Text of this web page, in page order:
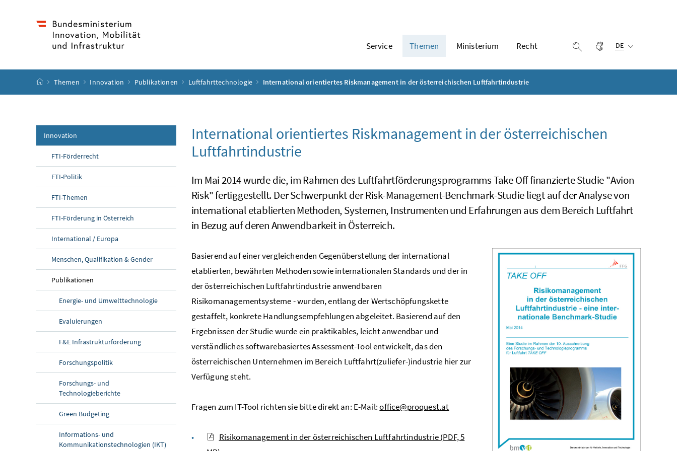
Service Themen Ministerium Recht Suche einblenden
Gebärdensprache
DE
Startseite
Themen Innovation Publikationen Luftfahrttechnologie International orientiertes Riskmanagement in der österreichischen Luftfahrtindustrie
Innovation
FTI-Förderrecht
FTI-Politik
FTI-Themen
FTI-Förderung in Österreich
International / Europa
Menschen, Qualifikation & Gender
Publikationen
Energie- und Umwelttechnologie
Evaluierungen
F&E Infrastrukturförderung
Forschungspolitik
Forschungs- und
Technologieberichte
Green Budgeting
Informations- und
Kommunikationstechnologien (IKT)
International orientiertes Riskmanagement in der österreichischen
Luftfahrtindustrie
Im Mai 2014 wurde die, im Rahmen des LuftfahrtförderungsprogrammsTake Offfinanzierte Studie "Avion
Risk" fertiggestellt. Der Schwerpunkt derRisk-Management-Benchmark-Studie liegt auf der Analyse von
international etablierten Methoden, Systemen, Instrumenten und Erfahrungen aus dem Bereich Luftfahrt
in Bezug auf deren Anwendbarkeit in Österreich.
Basierend auf einer vergleichenden Gegenüberstellung der international
etablierten, bewährten Methoden sowie internationalen Standards und der in
der österreichischen Luftfahrtindustrie anwendbaren
Risikomanagementsysteme - wurden, entlang der Wertschöpfungskette
gestaffelt, konkrete Handlungsempfehlungen abgeleitet. Basierend auf den
Ergebnissen der Studie wurde ein praktikables, leicht anwendbar und
verständliches softwarebasiertesAssessment-Toolentwickelt, das den
österreichischen Unternehmen im Bereich Luftfahrt(zuliefer-)industrie hier zur
Verfügung steht.
Fragen zum IT-Tool richten sie bitte direkt an: E-Mail:office@proquest.at
Risikomanagement in der österreichischen Luftfahrtindustrie(PDF, 5